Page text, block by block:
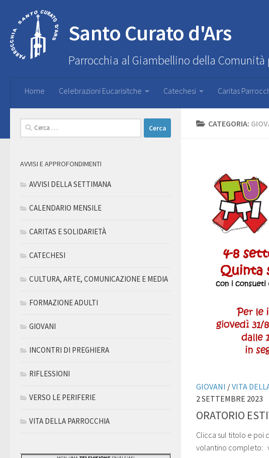
Santo Curato d'Ars
Parrocchia al Giambellino della
Home Celebrazioni Eucarisitche Catechesi Caritas
CATEGORIA:
GIOVANI /VITA
2 SETTEMBRE 2023
ORATORIO
Clicca sul titolo e poi
volantino completo:
Ricerca
per:
AVVISI E APPROFONDIMENTI
AVVISI DELLA SETTIMANA
CALENDARIO MENSILE
CARITAS E SOLIDARIETÀ
CATECHESI
CULTURA, ARTE, COMUNICAZIONE E MEDIA
FORMAZIONE ADULTI
GIOVANI
INCONTRI DI PREGHIERA
RIFLESSIONI
VERSO LE PERIFERIE
VITA DELLA PARROCCHIA